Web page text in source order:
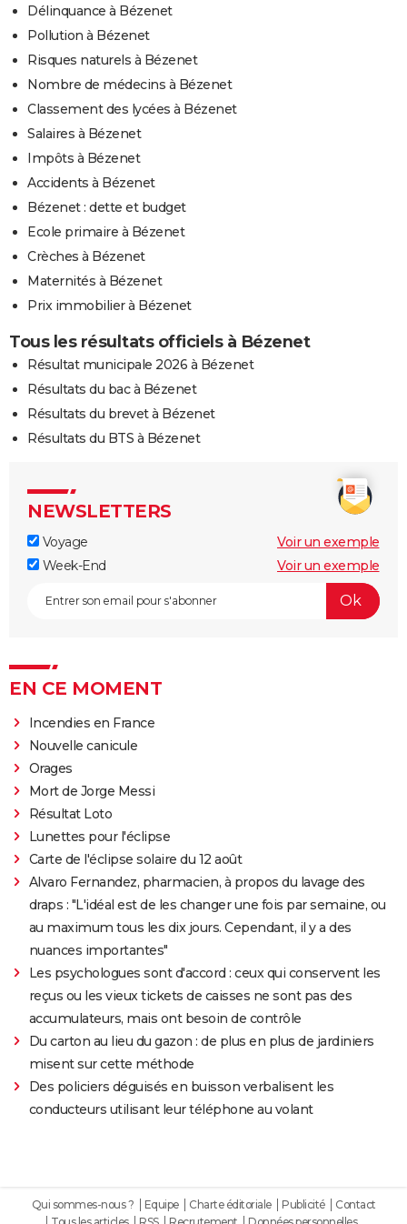
Délinquance à Bézenet
Pollution à Bézenet
Risques naturels à Bézenet
Nombre de médecins à Bézenet
Classement des lycées à Bézenet
Salaires à Bézenet
Impôts à Bézenet
Accidents à Bézenet
Bézenet : dette et budget
Ecole primaire à Bézenet
Crèches à Bézenet
Maternités à Bézenet
Prix immobilier à Bézenet
Tous les résultats officiels à Bézenet
Résultat municipale 2026 à Bézenet
Résultats du bac à Bézenet
Résultats du brevet à Bézenet
Résultats du BTS à Bézenet
NEWSLETTERS
Voyage
Voir un exemple
Week-End
Voir un exemple
EN CE MOMENT
Incendies en France
Nouvelle canicule
Orages
Mort de Jorge Messi
Résultat Loto
Lunettes pour l'éclipse
Carte de l'éclipse solaire du 12 août
Alvaro Fernandez, pharmacien, à propos du lavage des
draps : "L'idéal est de les changer une fois par semaine, ou
au maximum tous les dix jours. Cependant, il y a des
nuances importantes"
Les psychologues sont d'accord : ceux qui conservent les
reçus ou les vieux tickets de caisses ne sont pas des
accumulateurs, mais ont besoin de contrôle
Du carton au lieu du gazon : de plus en plus de jardiniers
misent sur cette méthode
Des policiers déguisés en buisson verbalisent les
conducteurs utilisant leur téléphone au volant
Qui sommes-nous ? Equipe Charte éditoriale Publicité
Contact